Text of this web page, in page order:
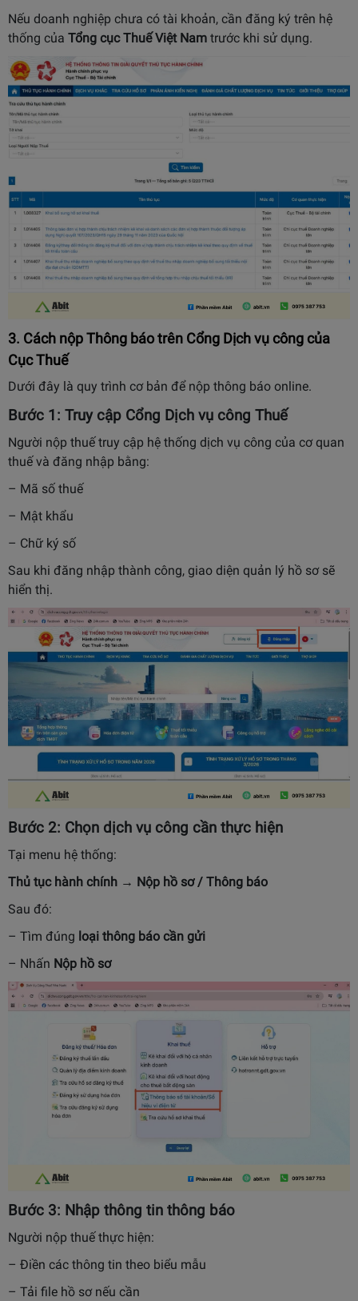
Nếu doanh nghiệp chưa có tài khoản, cần đăng ký trên hệ
thống của Tổng cục Thuế Việt Nam trước khi sử dụng.
3. Cách nộp Thông báo trên Cổng Dịch vụ công của
Cục Thuế
Dưới đây là quy trình cơ bản để nộp thông báo online.
Bước 1: Truy cập Cổng Dịch vụ công Thuế
Người nộp thuế truy cập hệ thống dịch vụ công của cơ quan
thuế và đăng nhập bằng:
– Mã số thuế
– Mật khẩu
– Chữ ký số
Sau khi đăng nhập thành công, giao diện quản lý hồ sơ sẽ
hiển thị.
Bước 2: Chọn dịch vụ công cần thực hiện
Tại menu hệ thống:
Thủ tục hành chính → Nộp hồ sơ / Thông báo
Sau đó:
– Tìm đúng loại thông báo cần gửi
– Nhấn Nộp hồ sơ
Bước 3: Nhập thông tin thông báo
Người nộp thuế thực hiện:
– Điền các thông tin theo biểu mẫu
– Tải file hồ sơ nếu cần